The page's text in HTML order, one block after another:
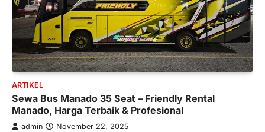
ARTIKEL
Sewa Bus Manado 35 Seat – Friendly Rental
Manado, Harga Terbaik & Profesional
admin November 22, 2025